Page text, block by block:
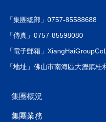
「集團總部」0757-85588688
「傳真」0757-85598080
「電子郵箱」
「地址」佛山市南海區大瀝鎮
集團概況
集團業務